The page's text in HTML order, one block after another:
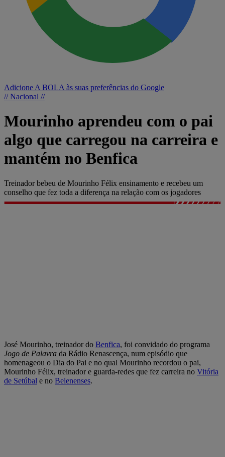
Adicione A BOLA às suas preferências do Google
// Nacional //
Mourinho aprendeu com o pai
algo que carregou na carreira e
mantém no Benfica
Treinador bebeu de Mourinho Félix ensinamento e recebeu um
conselho que fez toda a diferença na relação com os jogadores
José Mourinho, treinador do Benfica, foi convidado do programa
Jogo de Palavra da Rádio Renascença, num episódio que
homenageou o Dia do Pai e no qual Mourinho recordou o pai,
Mourinho Félix, treinador e guarda-redes que fez carreira no Vitória
de Setúbal e no Belenenses.